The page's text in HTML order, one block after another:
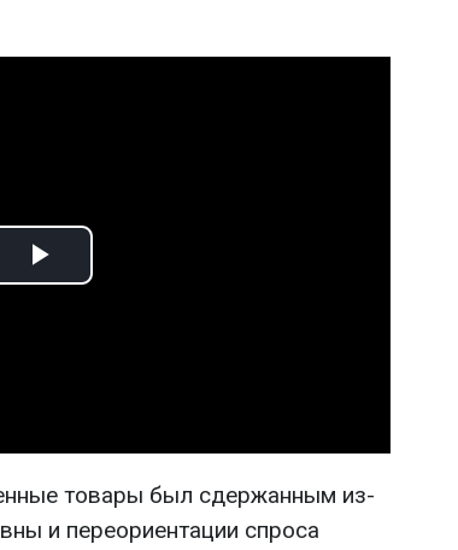
Play
товары был сдержанным из-
и переориентации спроса